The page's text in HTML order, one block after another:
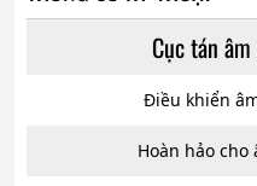
Cục tán âm
Điều khiển
Hoàn hảo